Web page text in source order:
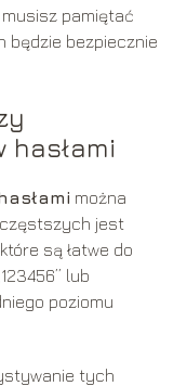
musisz pamiętać
będzie bezpiecznie
hasłami
można
jest
, które są łatwe do
lub
poziomu
tych